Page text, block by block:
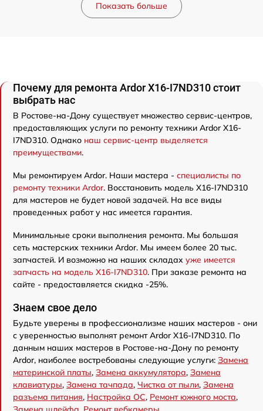
Показать больше
Почему для ремонта Ardor X16-I7ND310 стоит
выбрать нас
В Ростове-на-Дону существует множество сервис-центров,
предоставляющих услуги по ремонту техники Ardor X16-
I7ND310. Однако наш сервис-центр выделяется
преимуществами.
Мы ремонтируем Ardor. Наши мастера - специалисты по
ремонту техники Ardor. Восстановить модель X16-I7ND310
для мастеров не будет новой задачей. На все виды
проведенных работ у нас имеется гарантия.
Минимальные сроки выполнения ремонта. Мы большая
сеть мастерских техники Ardor. Мы имеем более 20 тыс.
запчастей. И возможно на наших складах уже имеется
запчасть на модель X16-I7ND310. При заказе ремонта на
сайте - предоставляется скидка -25%.
Знаем свое дело
Будьте уверены в профессионализме наших мастеров - они
с уверенностью выполнят ремонт Ardor X16-I7ND310. По
данным наших мастеров в Ростове-на-Дону по ремонту
Ardor, наиболее востребованы следующие услуги: Замена
материнской платы, Замена аккумулятора, Замена
клавиатуры, Замена тачпада, Чистка от пыли, Замена
разъема питания, Настройка ОС, Ремонт южного моста,